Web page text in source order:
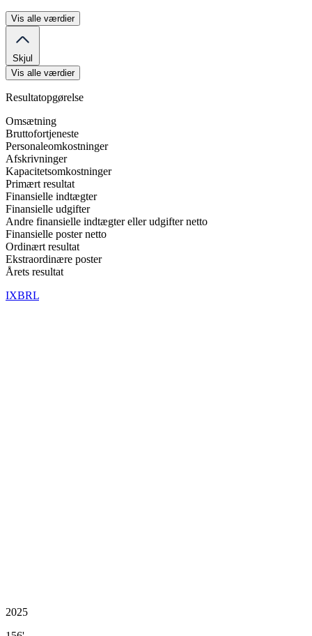
Vis alle værdier
Skjul
Vis alle værdier
Resultatopgørelse
Omsætning
Bruttofortjeneste
Personaleomkostninger
Afskrivninger
Kapacitetsomkostninger
Primært resultat
Finansielle indtægter
Finansielle udgifter
Andre finansielle indtægter eller udgifter netto
Finansielle poster netto
Ordinært resultat
Ekstraordinære poster
Årets resultat
IXBRL
2025